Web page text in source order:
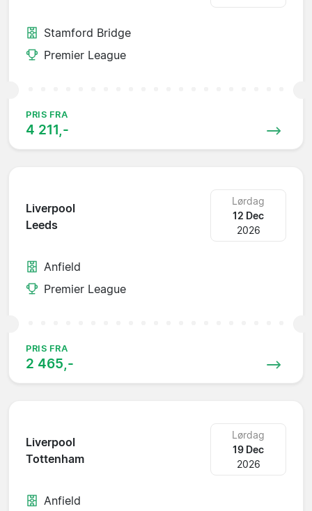
Stamford Bridge
Premier League
PRIS FRA
4 211,-
Liverpool
Leeds
Lørdag
12 Dec
2026
Anfield
Premier League
PRIS FRA
2 465,-
Liverpool
Tottenham
Lørdag
19 Dec
2026
Anfield